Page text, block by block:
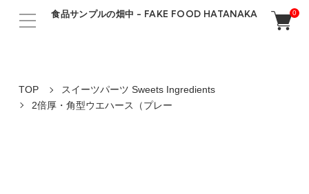
食品サンプルの畑中 - FAKE FOOD HATANAKA 0
TOP
スイーツパーツ Sweets Ingredients
2倍厚・角型ウエハース（プレー